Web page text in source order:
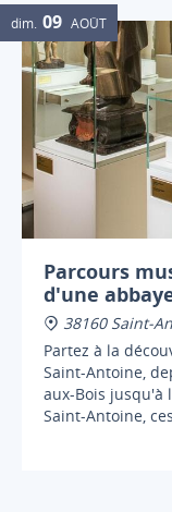
dim. 09 AOÛT
Parcours
d'une
38160 Saint-
Partez à la
Saint-Antoine,
aux-Bois jusqu'à
Saint-Antoine,